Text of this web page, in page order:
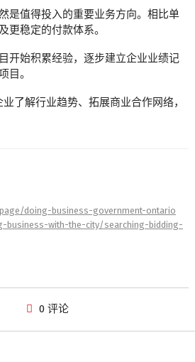
是值得投入的重要业务方向。相比单
稳定的付款体系。
开始积累经验，逐步建立企业业绩记
目。
了解行业趋势、拓展商业合作网络，
doing-business-government-ontario
business-with-the-city/searching-bidding-
0 评论